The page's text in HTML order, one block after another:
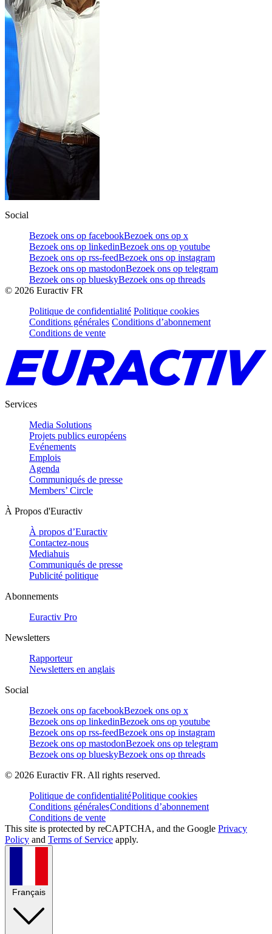
Social
Bezoek ons op facebookBezoek ons op x
Bezoek ons op linkedinBezoek ons op youtube
Bezoek ons op rss-feedBezoek ons op instagram
Bezoek ons op mastodonBezoek ons op telegram
Bezoek ons op blueskyBezoek ons op threads
© 2026 Euractiv FR
Politique de confidentialité Politique cookies
Conditions générales Conditions d’abonnement
Conditions de vente
Services
Media Solutions
Projets publics européens
Evénements
Emplois
Agenda
Communiqués de presse
Members’ Circle
À Propos d'Euractiv
À propos d’Euractiv
Contactez-nous
Mediahuis
Communiqués de presse
Publicité politique
Abonnements
Euractiv Pro
Newsletters
Rapporteur
Newsletters en anglais
Social
Bezoek ons op facebookBezoek ons op x
Bezoek ons op linkedinBezoek ons op youtube
Bezoek ons op rss-feedBezoek ons op instagram
Bezoek ons op mastodonBezoek ons op telegram
Bezoek ons op blueskyBezoek ons op threads
© 2026 Euractiv FR. All rights reserved.
Politique de confidentialitéPolitique cookies
Conditions généralesConditions d’abonnement
Conditions de vente
This site is protected by reCAPTCHA, and the Google Privacy
Policy and Terms of Service apply.
Français